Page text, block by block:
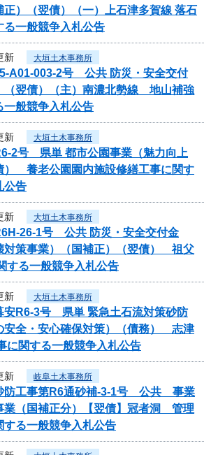
正）（翌債）（一）上石津多賀線 落石
る一般競争入札公告
新 大垣土木事務所
A01-003-2号 公共 防災・安全交付
（翌債）（主）南濃北勢線 地山補強
一般競争入札公告
新 大垣土木事務所
2号 県単 都市公園事業（魅力向上
） 養老公園園内施設修繕工事に関す
公告
新 大垣土木事務所
26-1号 公共 防災・安全交付金
対策事業）（国補正）（翌債） 祖父
する一般競争入札公告
新 大垣土木事務所
安R6-3号 県単 緊急土石流対策砂防
安全・安心確保対策）（債務） 志津
に関する一般競争入札公告
新 岐阜土木事務所
防工事第R6通砂補-3-1号 公共 事業
業（国補正分）【翌債】冠者洞 管理
する一般競争入札公告